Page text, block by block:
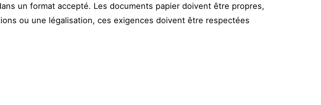
un format accepté. Les documents papier doivent être propres,
ou une légalisation, ces exigences doivent être respectées